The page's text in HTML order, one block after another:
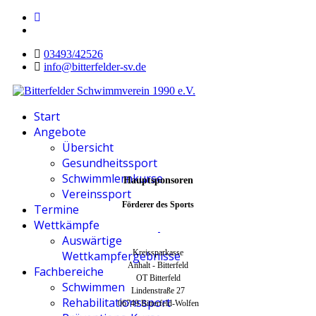
03493/42526
info@bitterfelder-sv.de
Start
Angebote
Übersicht
Gesundheitssport
Schwimmlernkurse
Vereinssport
Termine
Wettkämpfe
Auswärtige
Wettkampfergebnisse
Fachbereiche
Schwimmen
Rehabilitationssport
Hauptsponsoren
Förderer des Sports
Kreissparkasse
Anhalt - Bitterfeld
OT Bitterfeld
Lindenstraße 27
06749 Bitterfeld-Wolfen